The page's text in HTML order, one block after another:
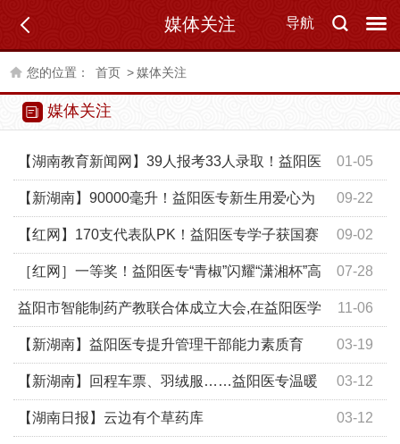
导航
媒体关注
您的位置： 首页 >媒体关注
媒体关注
01-05
【湖南教育新闻网】39人报考33人录取！益阳医
专这个学霸班级“专升本”录取率超八成 09-22
【新湖南】90000毫升！益阳医专新生用爱心为
生命加油 09-02
【红网】170支代表队PK！益阳医专学子获国赛
银奖 07-28
［红网］一等奖！益阳医专“青椒”闪耀“潇湘杯”高
校思政课教学展示活动 11-06
益阳市智能制药产教联合体成立大会,在益阳医学
高等专科学校召开 03-19
【新湖南】益阳医专提升管理干部能力素质育
强“领头雁” 03-12
【新湖南】回程车票、羽绒服……益阳医专温暖
学生的，还不止这些 03-12
【湖南日报】云边有个草药库